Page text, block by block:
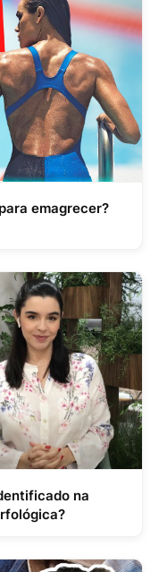
emagrecer?
na